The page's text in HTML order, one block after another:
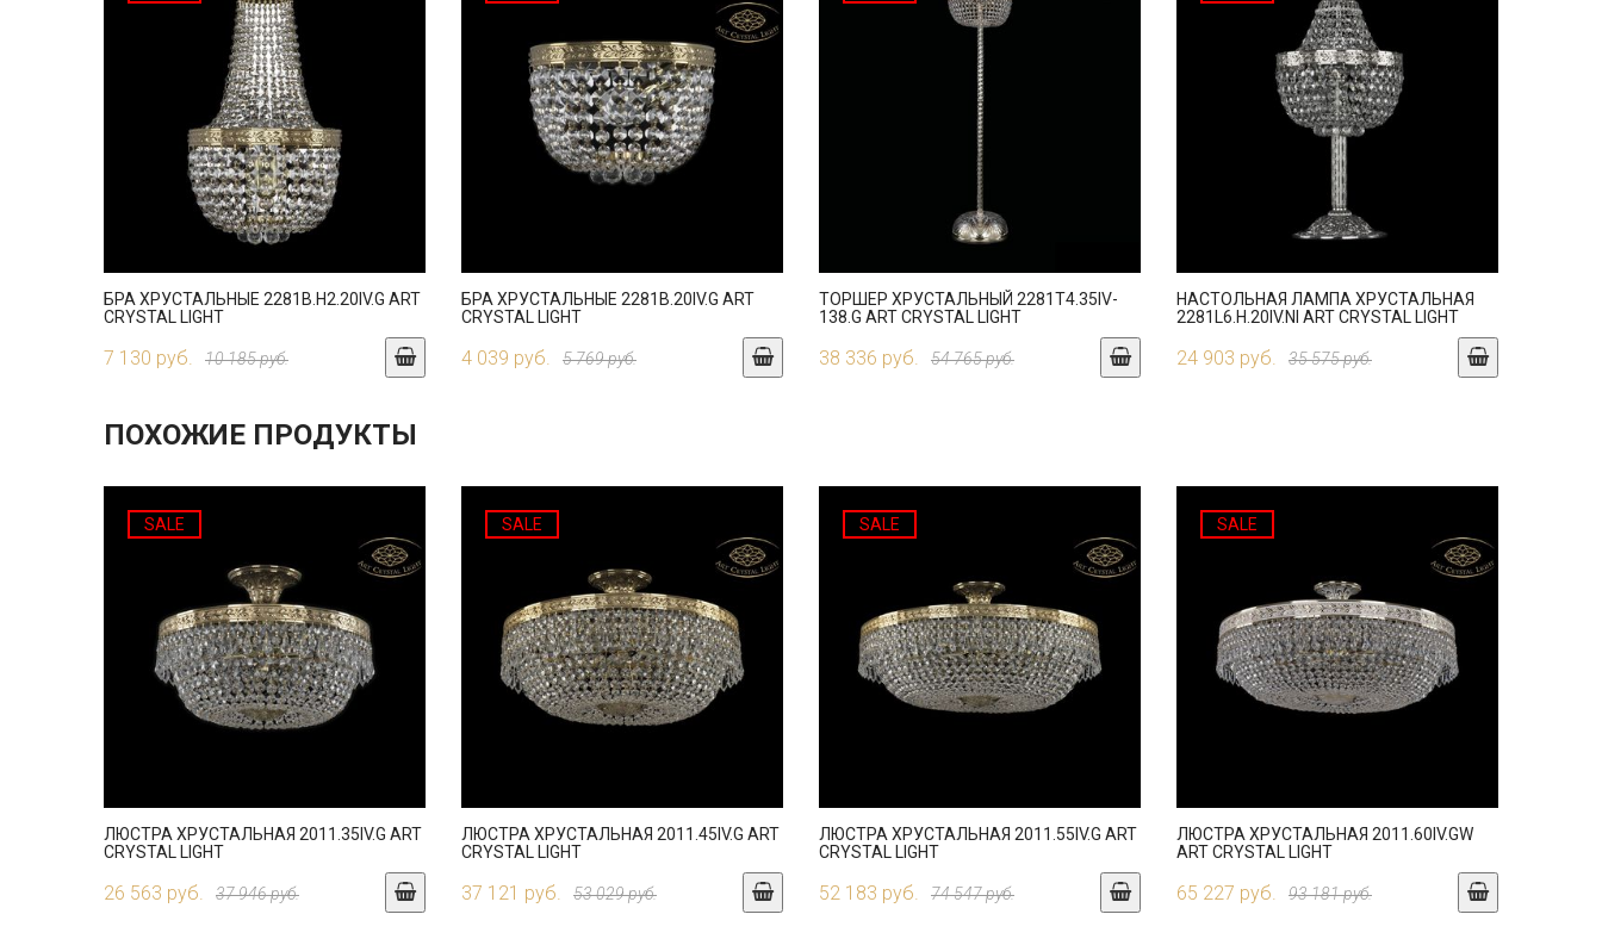
БРА ХРУСТАЛЬНЫЕ 2281B.H2.20IV.G ART
CRYSTAL LIGHT
7 130 руб. 10 185 руб.
БРА ХРУСТАЛЬНЫЕ 2281B.20IV.G ART
CRYSTAL LIGHT
4 039 руб. 5 769 руб.
ТОРШЕР ХРУСТАЛЬНЫЙ 2281T4.35IV-
138.G ART CRYSTAL LIGHT
38 336 руб. 54 765 руб.
НАСТОЛЬНАЯ ЛАМПА ХРУСТАЛЬНАЯ
2281L6.H.20IV.NI ART CRYSTAL LIGHT
24 903 руб. 35 575 руб.
ПОХОЖИЕ ПРОДУКТЫ
SALE
ЛЮСТРА ХРУСТАЛЬНАЯ 2011.35IV.G ART
CRYSTAL LIGHT
26 563 руб. 37 946 руб.
SALE
ЛЮСТРА ХРУСТАЛЬНАЯ 2011.45IV.G ART
CRYSTAL LIGHT
37 121 руб. 53 029 руб.
SALE
ЛЮСТРА ХРУСТАЛЬНАЯ 2011.55IV.G ART
CRYSTAL LIGHT
52 183 руб. 74 547 руб.
SALE
ЛЮСТРА ХРУСТАЛЬНАЯ 2011.60IV.GW
ART CRYSTAL LIGHT
65 227 руб. 93 181 руб.